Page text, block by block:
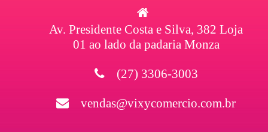
Av. Presidente Costa e Silva, 382 Loja
01 ao lado da padaria Monza
(27) 3306-3003
vendas@vixycomercio.com.br